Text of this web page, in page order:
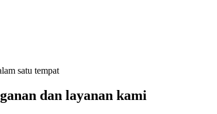
satu tempat
dan layanan kami